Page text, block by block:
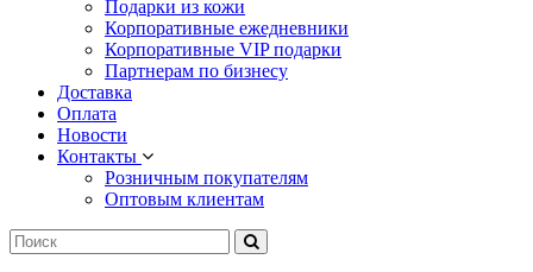
Подарки из кожи
Корпоративные ежедневники
Корпоративные VIP подарки
Партнерам по бизнесу
Доставка
Оплата
Новости
Контакты
Розничным покупателям
Оптовым клиентам